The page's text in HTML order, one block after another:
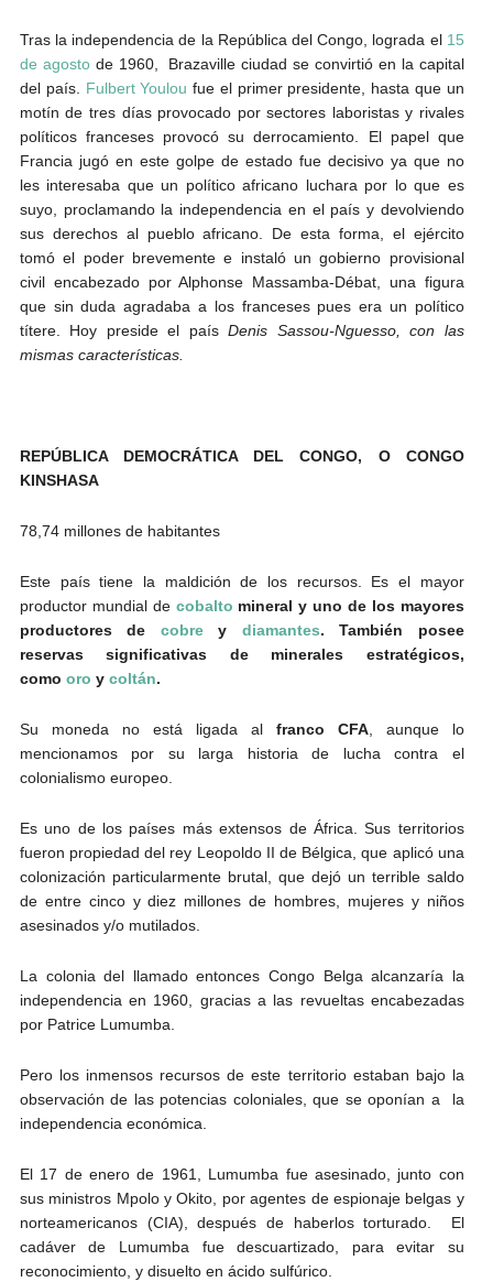
Tras la independencia de la República del Congo, lograda el 15
de agostode 1960, Brazaville ciudad se convirtió en la capital
del país. Fulbert Youlou fue el primer presidente, hasta que un
motín de tres días provocado por sectores laboristas y rivales
políticos franceses provocó su derrocamiento. El papel que
Francia jugó en este golpe de estado fue decisivo ya que no
les interesaba que un político africano luchara por lo que es
suyo, proclamando la independencia en el país y devolviendo
sus derechos al pueblo africano. De esta forma, el ejército
tomó el poder brevemente e instaló un gobierno provisional
civil encabezado por Alphonse Massamba-Débat, una figura
que sin duda agradaba a los franceses pues era un político
títere. Hoy preside el paísDenis Sassou-Nguesso, con las
mismas características.
REPÚBLICA DEMOCRÁTICA DEL CONGO, O CONGO
KINSHASA
78,74 millones de habitantes
Este país tiene la maldición de los recursos. Es el mayor
productor mundial de cobalto mineral y uno de los mayores
productores de cobrey diamantes. También posee
reservas significativas de minerales estratégicos,
como oro y coltán.
Su moneda no está ligada al franco CFA, aunque lo
mencionamos por su larga historia de lucha contra el
colonialismo europeo.
Es uno de los países más extensos de África. Sus territorios
fueron propiedad del rey Leopoldo II de Bélgica, que aplicó una
colonización particularmente brutal, que dejó un terrible saldo
de entre cinco y diez millones de hombres, mujeres y niños
asesinados y/o mutilados.
La colonia del llamado entonces Congo Belga alcanzaría la
independencia en 1960, gracias a las revueltas encabezadas
por Patrice Lumumba.
Pero los inmensos recursos de este territorio estaban bajo la
observación de las potencias coloniales, que se oponían a la
independencia económica.
El 17 de enero de 1961, Lumumba fue asesinado, junto con
sus ministros Mpolo y Okito, por agentes de espionaje belgas y
norteamericanos (CIA), después de haberlos torturado. El
cadáver de Lumumba fue descuartizado, para evitar su
reconocimiento, y disuelto en ácido sulfúrico.